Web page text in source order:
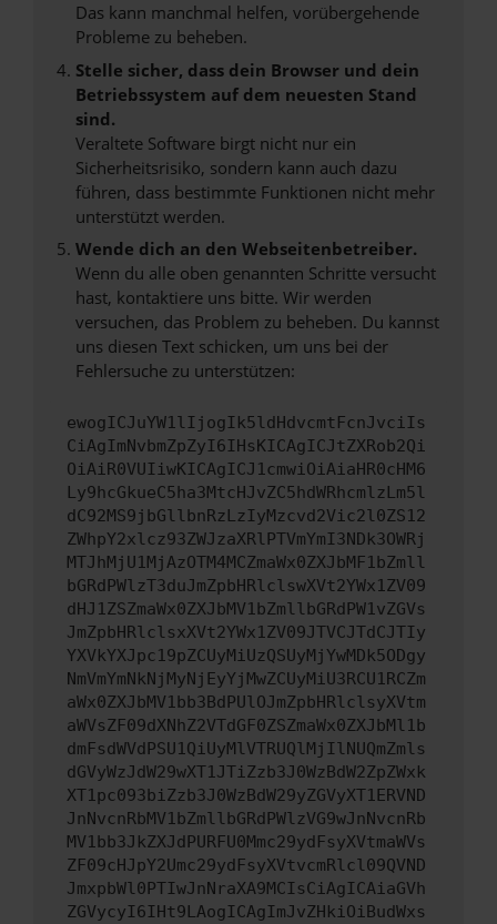
Das kann manchmal helfen, vorübergehende
Probleme zu beheben.
Stelle sicher, dass dein Browser und dein
Betriebssystem auf dem neuesten Stand
sind.
Veraltete Software birgt nicht nur ein
Sicherheitsrisiko, sondern kann auch dazu
führen, dass bestimmte Funktionen nicht mehr
unterstützt werden.
Wende dich an den Webseitenbetreiber.
Wenn du alle oben genannten Schritte versucht
hast, kontaktiere uns bitte. Wir werden
versuchen, das Problem zu beheben. Du kannst
uns diesen Text schicken, um uns bei der
Fehlersuche zu unterstützen:
ewogICJuYW1lIjogIk5ldHdvcmtFcnJvciIs
CiAgImNvbmZpZyI6IHsKICAgICJtZXRob2Qi
OiAiR0VUIiwKICAgICJ1cmwiOiAiaHR0cHM6
Ly9hcGkueC5ha3MtcHJvZC5hdWRhcmlzLm5l
dC92MS9jbGllbnRzLzIyMzcvd2Vic2l0ZS12
ZWhpY2xlcz93ZWJzaXRlPTVmYmI3NDk3OWRj
MTJhMjU1MjAzOTM4MCZmaWx0ZXJbMF1bZmll
bGRdPWlzT3duJmZpbHRlclswXVt2YWx1ZV09
dHJ1ZSZmaWx0ZXJbMV1bZmllbGRdPW1vZGVs
JmZpbHRlclsxXVt2YWx1ZV09JTVCJTdCJTIy
YXVkYXJpc19pZCUyMiUzQSUyMjYwMDk5ODgy
NmVmYmNkNjMyNjEyYjMwZCUyMiU3RCU1RCZm
aWx0ZXJbMV1bb3BdPUlOJmZpbHRlclsyXVtm
aWVsZF09dXNhZ2VTdGF0ZSZmaWx0ZXJbMl1b
dmFsdWVdPSU1QiUyMlVTRUQlMjIlNUQmZmls
dGVyWzJdW29wXT1JTiZzb3J0WzBdW2ZpZWxk
XT1pc093biZzb3J0WzBdW29yZGVyXT1ERVND
JnNvcnRbMV1bZmllbGRdPWlzVG9wJnNvcnRb
MV1bb3JkZXJdPURFU0Mmc29ydFsyXVtmaWVs
ZF09cHJpY2Umc29ydFsyXVtvcmRlcl09QVND
JmxpbWl0PTIwJnNraXA9MCIsCiAgICAiaGVh
ZGVycyI6IHt9LAogICAgImJvZHkiOiBudWxs